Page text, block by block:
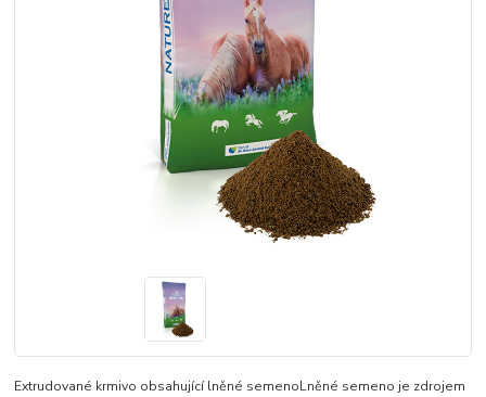
Extrudované krmivo obsahující lněné semenoLněné semeno je zdrojem